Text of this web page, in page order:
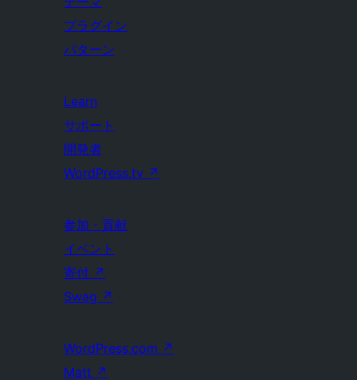
プラグイン
パターン
Learn
サポート
開発者
WordPress.tv ↗
参加・貢献
イベント
寄付 ↗
Swag ↗
WordPress.com ↗
Matt ↗